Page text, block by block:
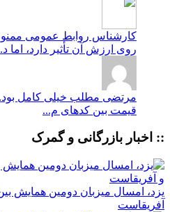
کارشناس روابط عمومی
روی ارزش آن تأثیر دارد، اما
مرتضی مطلب خیلی کامل
قیمت بین کدهای م...
:: اخبار بازرگانی و گمرک
یزد، امسال میزبان دومین همایش
آفریقاست